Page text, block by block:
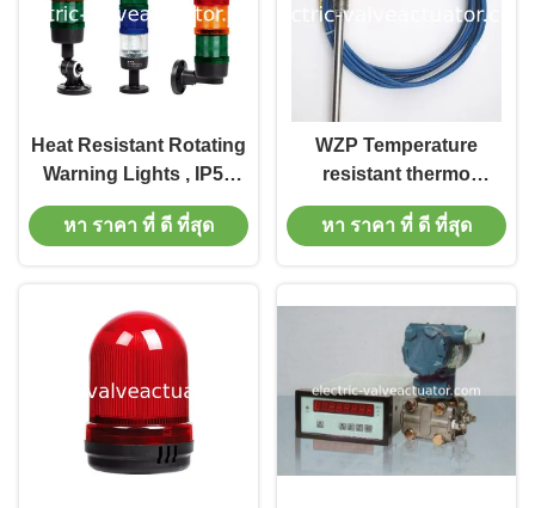
Heat Resistant Rotating
Warning Lights , IP54
Digital Speed Indicator
หา ราคา ที่ ดี ที่สุด
WZP Temperature
resistant thermo
resistant PT100 Pt50
temperature sensor
หา ราคา ที่ ดี ที่สุด